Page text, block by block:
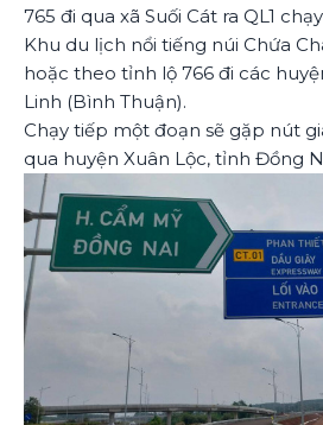
765 đi qua xã Suối Cát ra QL1
Khu du lịch nổi tiếng núi Chứa
hoặc theo tỉnh lộ 766 đi các
Linh (Bình Thuận).
Chạy tiếp một đoạn sẽ gặp nút
qua huyện Xuân Lộc, tỉnh Đồng